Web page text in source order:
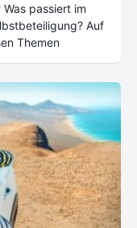
passiert im
Auf
Themen